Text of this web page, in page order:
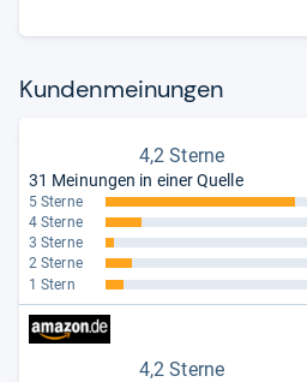
Kun­den­mei­nun­gen
4,2 Sterne
31 Meinungen in einer Quelle
5 Sterne
4 Sterne
3 Sterne
2 Sterne
1 Stern
4,2 Sterne